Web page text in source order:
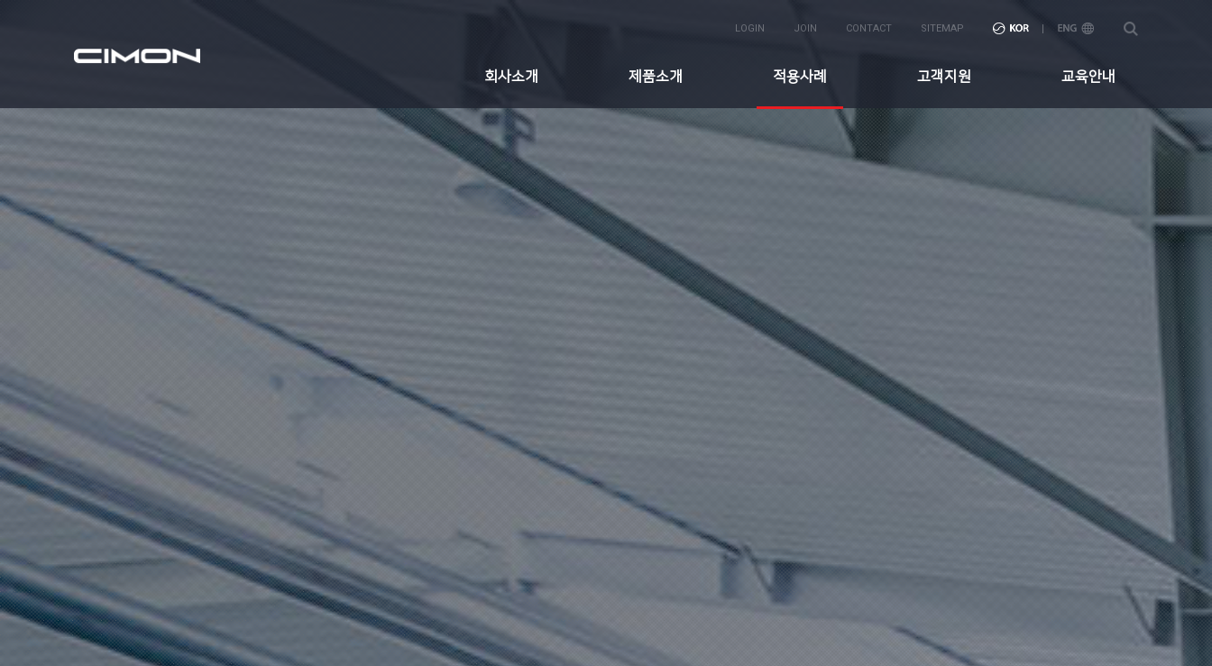
LOGIN JOIN CONTACT SITEMAP
회사소개 제품소개 적용사례 고객지원 교육안내